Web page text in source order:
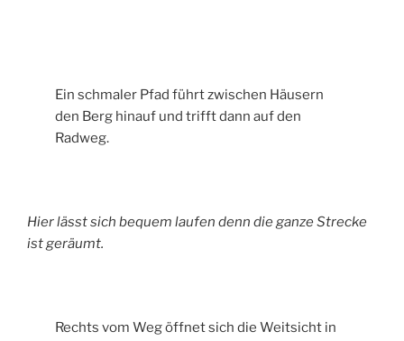
Ein schmaler Pfad führt zwischen Häusern
den Berg hinauf und trifft dann auf den
Radweg.
Hier lässt sich bequem laufen denn die ganze Strecke
ist geräumt.
Rechts vom Weg öffnet sich die Weitsicht in